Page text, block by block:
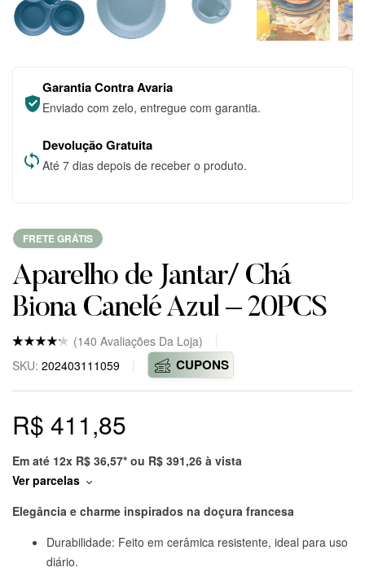
Garantia Contra Avaria
Enviado com zelo, entregue com garantia.
Devolução Gratuita
Até 7 dias depois de receber o produto.
FRETE GRÁTIS
Aparelho de Jantar/ Chá
Biona Canelé Azul – 20PCS
Nota 4.8
de 5
em
es
5
de
clientes
em
ace.
(140 Avaliações Da Loja)
SKU: 202403111059 CUPONS
R$ 411,85
Em até 12x R$ 36,57* ou R$ 391,26 à vista
Ver parcelas
Elegância e charme inspirados na doçura francesa
Durabilidade: Feito em cerâmica resistente, ideal para uso
diário.